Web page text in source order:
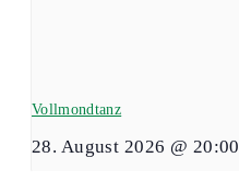
Vollmondtanz
28. August 2026 @ 20:00